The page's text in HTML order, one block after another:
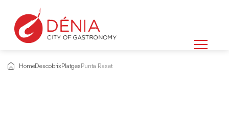
HomeDescobrixPlatges Punta Raset